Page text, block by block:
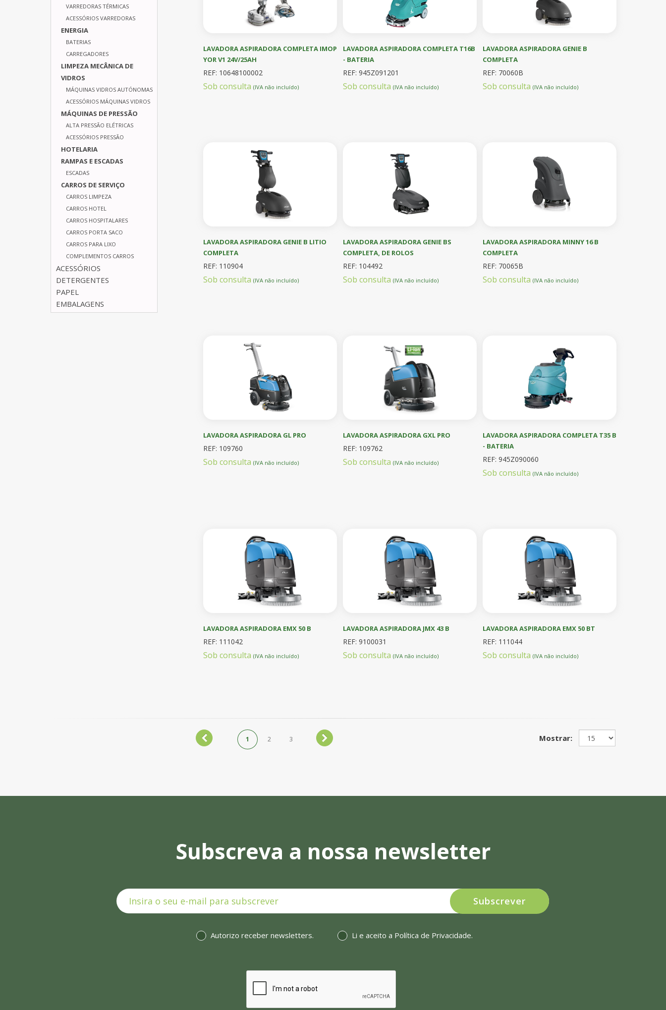
VARREDORAS TÉRMICAS
ACESSÓRIOS VARREDORAS
ENERGIA
BATERIAS
CARREGADORES
LIMPEZA MECÂNICA DE
VIDROS
MÁQUINAS VIDROS AUTÓNOMAS
ACESSÓRIOS MÁQUINAS VIDROS
MÁQUINAS DE PRESSÃO
ALTA PRESSÃO ELÉTRICAS
ACESSÓRIOS PRESSÃO
HOTELARIA
RAMPAS E ESCADAS
ESCADAS
CARROS DE SERVIÇO
CARROS LIMPEZA
CARROS HOTEL
CARROS HOSPITALARES
CARROS PORTA SACO
CARROS PARA LIXO
COMPLEMENTOS CARROS
ACESSÓRIOS
DETERGENTES
PAPEL
EMBALAGENS
LAVADORA ASPIRADORA COMPLETA IMOP
YOR V1 24V/25AH
REF: 10648100002
Sob consulta (IVA não incluído)
LAVADORA ASPIRADORA COMPLETA T16B
- BATERIA
REF: 945Z091201
Sob consulta (IVA não incluído)
LAVADORA ASPIRADORA GENIE B
COMPLETA
REF: 70060B
Sob consulta(IVA não incluído)
LAVADORA ASPIRADORA GENIE B LITIO
COMPLETA
REF: 110904
Sob consulta (IVA não incluído)
LAVADORA ASPIRADORA GENIE BS
COMPLETA, DE ROLOS
REF: 104492
Sob consulta (IVA não incluído)
LAVADORA ASPIRADORA MINNY 16 B
COMPLETA
REF: 70065B
Sob consulta(IVA não incluído)
LAVADORA ASPIRADORA GL PRO
REF: 109760
Sob consulta (IVA não incluído)
LAVADORA ASPIRADORA GXL PRO
REF: 109762
Sob consulta (IVA não incluído)
LAVADORA ASPIRADORA COMPLETA T35 B
- BATERIA
REF: 945Z090060
Sob consulta(IVA não incluído)
LAVADORA ASPIRADORA EMX 50 B
REF: 111042
Sob consulta (IVA não incluído)
LAVADORA ASPIRADORA JMX 43 B
REF: 9100031
Sob consulta (IVA não incluído)
LAVADORA ASPIRADORA EMX 50 BT
REF: 111044
Sob consulta(IVA não incluído)
1 2 3 Mostrar:
Subscreva a nossa newsletter
Subscrever
Autorizo receber newsletters. Li e aceito a Política de Privacidade.